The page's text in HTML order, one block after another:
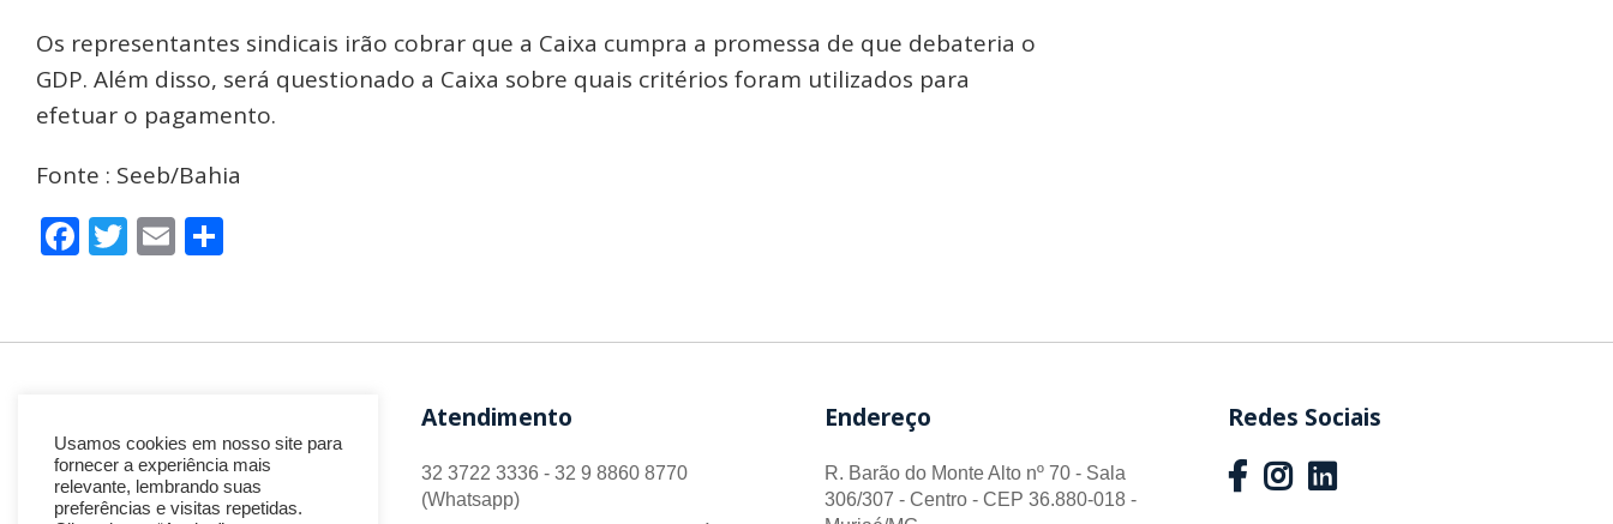
Os representantes sindicais irão cobrar que a Caixa cumpra a promessa de que debateria o
GDP. Além disso, será questionado a Caixa sobre quais critérios foram utilizados para
efetuar o pagamento.
Fonte : Seeb/Bahia
Facebook
Twitter
Email
Atendimento
32 3722 3336 - 32 9 8860 8770
(Whatsapp)
Endereço
R. Barão do Monte Alto nº 70 - Sala
306/307 - Centro - CEP 36.880-018 -
Redes Sociais
Usamos cookies em nosso site para
fornecer a experiência mais
relevante, lembrando suas
preferências e visitas repetidas.